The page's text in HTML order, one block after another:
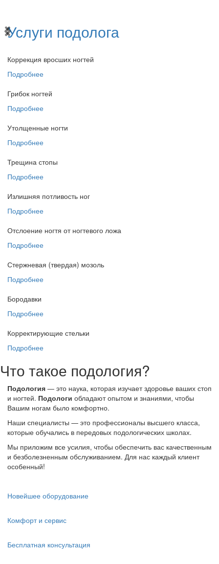
Услуги подолога
Коррекция вросших ногтей
Подробнее
Грибок ногтей
Подробнее
Утолщенные ногти
Подробнее
Трещина стопы
Подробнее
Излишняя потливость ног
Подробнее
Отслоение ногтя от ногтевого ложа
Подробнее
Стержневая (твердая) мозоль
Подробнее
Бородавки
Подробнее
Корректирующие стельки
Подробнее
Что такое подология?
Подология — это наука, которая изучает здоровье ваших стоп
и ногтей. Подологи обладают опытом и знаниями, чтобы
Вашим ногам было комфортно.
Наши специалисты — это профессионалы высшего класса,
которые обучались в передовых подологических школах.
Мы приложим все усилия, чтобы обеспечить вас качественным
и безболезненным обслуживанием. Для нас каждый клиент
особенный!
Новейшее оборудование
Комфорт и сервис
Бесплатная консультация